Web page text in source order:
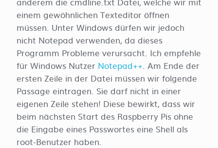
einem gewöhnlichen Texteditor öffnen
müssen. Unter Windows dürfen wir jedoch
nicht Notepad verwenden, da dieses
Programm Probleme verursacht. Ich empfehle
für Windows Nutzer Notepad++. Am Ende der
ersten Zeile in der Datei müssen wir folgende
Passage eintragen. Sie darf nicht in einer
eigenen Zeile stehen! Diese bewirkt, dass wir
beim nächsten Start des Raspberry Pis ohne
die Eingabe eines Passwortes eine Shell als
root-Benutzer haben.